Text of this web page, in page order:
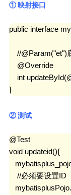
① 映射接口
public interface
//
    @Override
int
}
② 测试
@Test
void updateid(){
    //必须要设置ID